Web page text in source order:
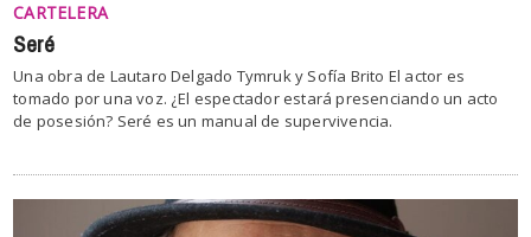
CARTELERA
Seré
Una obra de Lautaro Delgado Tymruk y Sofía Brito El actor es
tomado por una voz. ¿El espectador estará presenciando un acto
de posesión? Seré es un manual de supervivencia.